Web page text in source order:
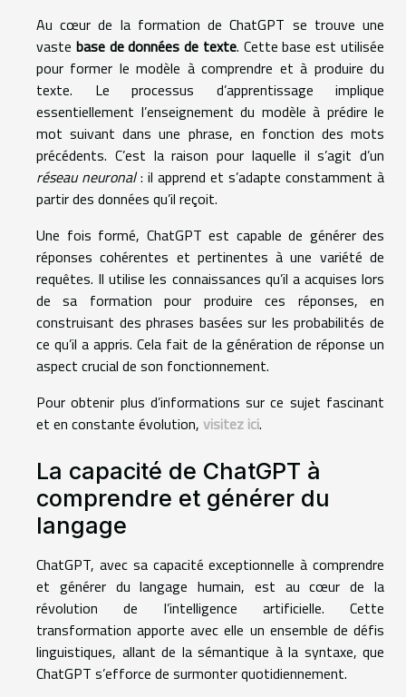
Au cœur de la formation de ChatGPT se trouve une
vaste base de données de texte. Cette base est utilisée
pour former le modèle à comprendre et à produire du
texte. Le processus d’apprentissage implique
essentiellement l’enseignement du modèle à prédire le
mot suivant dans une phrase, en fonction des mots
précédents. C’est la raison pour laquelle il s’agit d’un
réseau neuronal: il apprend et s’adapte constamment à
partir des données qu’il reçoit.
Une fois formé, ChatGPT est capable de générer des
réponses cohérentes et pertinentes à une variété de
requêtes. Il utilise les connaissances qu’il a acquises lors
de sa formation pour produire ces réponses, en
construisant des phrases basées sur les probabilités de
ce qu’il a appris. Cela fait de la génération de réponse un
aspect crucial de son fonctionnement.
Pour obtenir plus d’informations sur ce sujet fascinant
et en constante évolution, visitez ici.
La capacité de ChatGPT à
comprendre et générer du
langage
ChatGPT, avec sa capacité exceptionnelle à comprendre
et générer du langage humain, est au cœur de la
révolution de l’intelligence artificielle. Cette
transformation apporte avec elle un ensemble de défis
linguistiques, allant de la sémantique à la syntaxe, que
ChatGPT s’efforce de surmonter quotidiennement.